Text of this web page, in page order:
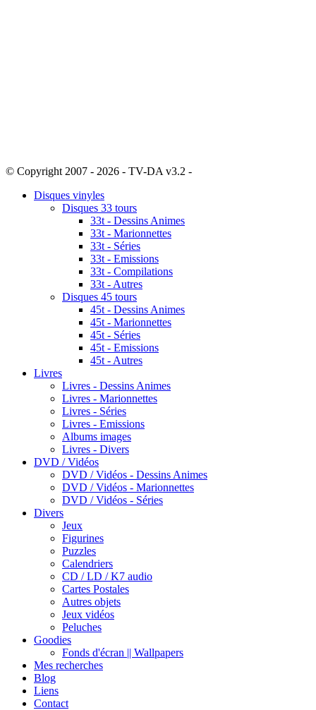
© Copyright 2007 - 2026 - TV-DA v3.2 -
Disques vinyles
Disques 33 tours
33t - Dessins Animes
33t - Marionnettes
33t - Séries
33t - Emissions
33t - Compilations
33t - Autres
Disques 45 tours
45t - Dessins Animes
45t - Marionnettes
45t - Séries
45t - Emissions
45t - Autres
Livres
Livres - Dessins Animes
Livres - Marionnettes
Livres - Séries
Livres - Emissions
Albums images
Livres - Divers
DVD / Vidéos
DVD / Vidéos - Dessins Animes
DVD / Vidéos - Marionnettes
DVD / Vidéos - Séries
Divers
Jeux
Figurines
Puzzles
Calendriers
CD / LD / K7 audio
Cartes Postales
Autres objets
Jeux vidéos
Peluches
Goodies
Fonds d'écran || Wallpapers
Mes recherches
Blog
Liens
Contact